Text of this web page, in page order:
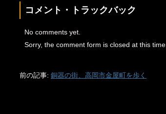
コメント・トラックバック
No comments yet.
Sorry, the comment form is closed at this time.
前の記事: 銅器の街、高岡市金屋町を歩く